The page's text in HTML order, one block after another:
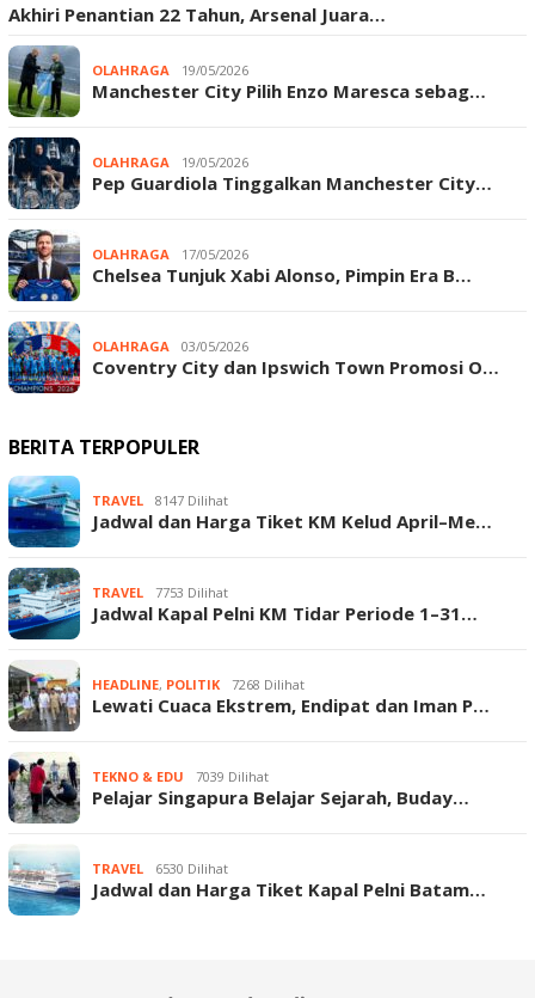
Akhiri Penantian 22 Tahun, Arsenal Juara…
OLAHRAGA 19/05/2026
Manchester City Pilih Enzo Maresca sebag…
OLAHRAGA 19/05/2026
Pep Guardiola Tinggalkan Manchester City…
OLAHRAGA 17/05/2026
Chelsea Tunjuk Xabi Alonso, Pimpin Era B…
OLAHRAGA 03/05/2026
Coventry City dan Ipswich Town Promosi O…
BERITA TERPOPULER
TRAVEL 8147 Dilihat
Jadwal dan Harga Tiket KM Kelud April–Me…
TRAVEL 7753 Dilihat
Jadwal Kapal Pelni KM Tidar Periode 1–31…
HEADLINE, POLITIK 7268 Dilihat
Lewati Cuaca Ekstrem, Endipat dan Iman P…
TEKNO & EDU 7039 Dilihat
Pelajar Singapura Belajar Sejarah, Buday…
TRAVEL 6530 Dilihat
Jadwal dan Harga Tiket Kapal Pelni Batam…